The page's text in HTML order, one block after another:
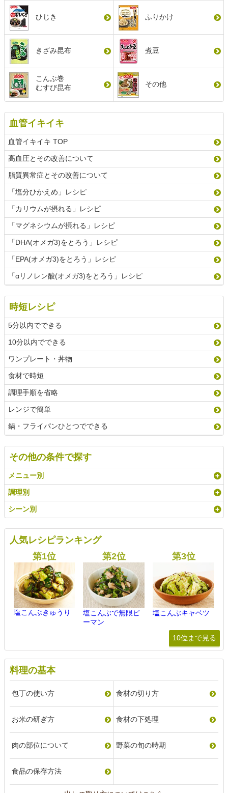
ひじき ふりかけ
きざみ昆布 煮豆
こんぶ巻
むすび昆布
その他
血管イキイキ
血管イキイキ TOP
高血圧とその改善について
脂質異常症とその改善について
「塩分ひかえめ」レシピ
「カリウムが摂れる」レシピ
「マグネシウムが摂れる」レシピ
「DHA(オメガ3)をとろう」レシピ
「EPA(オメガ3)をとろう」レシピ
「αリノレン酸(オメガ3)をとろう」レシピ
時短レシピ
5分以内でできる
10分以内でできる
ワンプレート・丼物
食材で時短
調理手順を省略
レンジで簡単
鍋・フライパンひとつでできる
その他の条件で探す
メニュー別
調理別
シーン別
人気レシピランキング
塩こんぶきゅうり
塩こんぶで無限ピ
ーマン
塩こんぶキャベツ
10位まで見る
料理の基本
包丁の使い方 食材の切り方
お米の研ぎ方 食材の下処理
肉の部位について 野菜の旬の時期
食品の保存方法